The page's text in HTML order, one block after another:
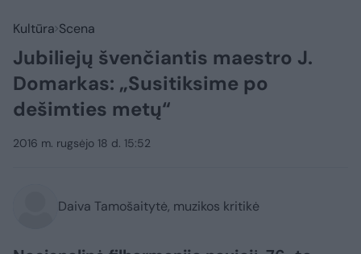
Kultūra Scena
Jubiliejų švenčiantis maestro J.
Domarkas: „Susitiksime po
dešimties metų“
2016 m. rugsėjo 18 d. 15:52
Daiva Tamošaitytė, muzikos kritikė